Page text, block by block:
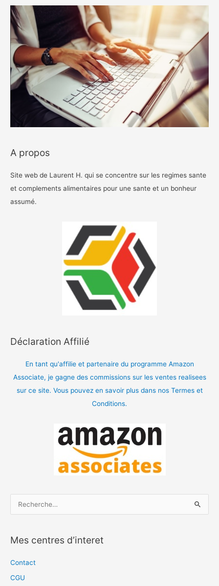
A propos
Site web de Laurent H. qui se concentre sur les regimes sante
et complements alimentaires pour une sante et un bonheur
assumé.
Déclaration Affilié
En tant qu'affilie et partenaire du programme Amazon
Associate, je gagne des commissions sur les ventes realisees
sur ce site. Vous pouvez en savoir plus dans nos Termes et
Conditions.
h
e
Mes centres d’interet
Contact
CGU